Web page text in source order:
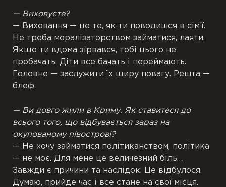
— Виховуєте?
— Виховання — це те, як ти поводишся в сім’ї.
Не треба моралізаторством займатися, лаяти.
Якщо ти вдома зірвався, тобі цього не
пробачать. Діти все бачать і переймають.
Головне — заслужити їх щиру повагу. Решта —
блеф.
— Ви довго жили в Криму. Як ставитеся до
всього того, що відбувається зараз на
окупованому півострові?
— Не хочу займатися політиканством, політика
— не моє. Для мене це величезний біль…
Завжди є причини та наслідок. Це відбулося.
Думаю, прийде час і все стане на свої місця.